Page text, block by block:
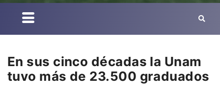
En sus cinco décadas la Unam
tuvo más de 23.500 graduados